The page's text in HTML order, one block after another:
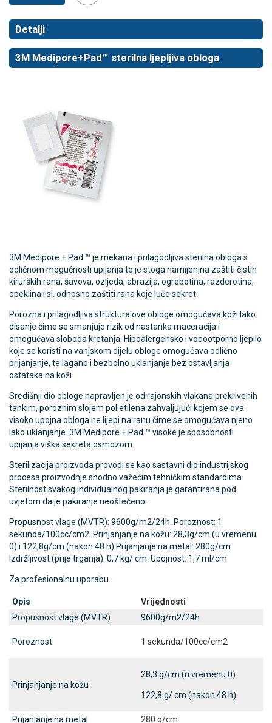
Detalji
3M Medipore+Pad™ sterilna ljepljiva obloga
3M Medipore + Pad ™ je mekana i prilagodljiva sterilna obloga s
odličnom mogućnosti upijanja te je stoga namijenjna zaštiti čistih
kirurških rana, šavova, ozljeda, abrazija, ogrebotina, razderotina,
opeklina i sl. odnosno zaštiti rana koje luče sekret.
Porozna i prilagodljiva struktura ove obloge omogućava koži lako
disanje čime se smanjuje rizik od nastanka maceracija i
omogućava sloboda kretanja. Hipoalergensko i vodootporno ljepilo
koje se koristi na vanjskom dijelu obloge omogućava odlično
prijanjanje, te lagano i bezbolno uklanjanje bez ostavljanja
ostataka na koži.
Središnji dio obloge napravljen je od rajonskih vlakana prekrivenih
tankim, poroznim slojem polietilena zahvaljujući kojem se ova
visoko upojna obloga ne lijepi na ranu čime se omogućava njeno
lako uklanjanje. 3M Medipore + Pad ™ visoke je sposobnosti
upijanja viška sekreta osmozom.
Sterilizacija proizvoda provodi se kao sastavni dio industrijskog
procesa proizvodnje shodno važećim tehničkim standardima.
Sterilnost svakog individualnog pakiranja je garantirana pod
uvjetom da je pakiranje neoštećeno.
Propusnost vlage (MVTR): 9600g/m2/24h. Poroznost: 1
sekunda/100cc/cm2. Prinjanjanje na kožu: 28,3g/cm (u vremenu
0) i 122,8g/cm (nakon 48 h) Prijanjanje na metal: 280g/cm
Izdržljivost (prije trganja): 0,7 kg/ cm. Upojnost: 1,7 ml/cm
Za profesionalnu uporabu.
Opis
Vrijednosti
Propusnost vlage (MVTR)
9600g/m2/24h
Poroznost 1 sekunda/100cc/cm2
Prinjanjanje na kožu
28,3 g/cm (u vremenu 0)
122,8 g/ cm (nakon 48 h)
Prijanjanje na metal 280 g/cm